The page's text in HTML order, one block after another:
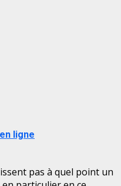
ligne
pas à quel point un